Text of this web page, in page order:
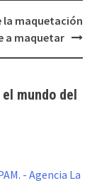
la maquetación
a maquetar
mundo del
- Agencia La